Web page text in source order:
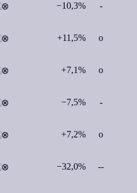
−10,3% -
+11,5% o
+7,1% o
−7,5% -
+7,2% o
−32,0% --